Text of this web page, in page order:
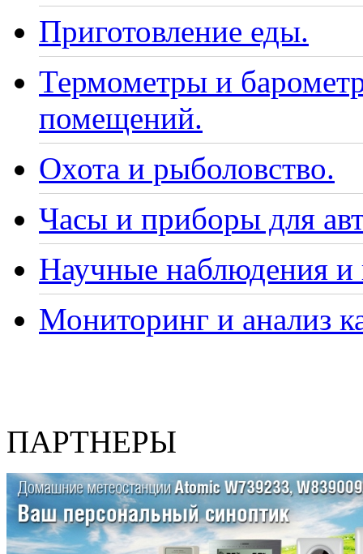
Приготовление еды.
Термометры и
помещений.
Охота и рыболовство.
Часы и приборы для
Научные наблюдения и
Мониторинг и анализ
ПАРТНЕРЫ